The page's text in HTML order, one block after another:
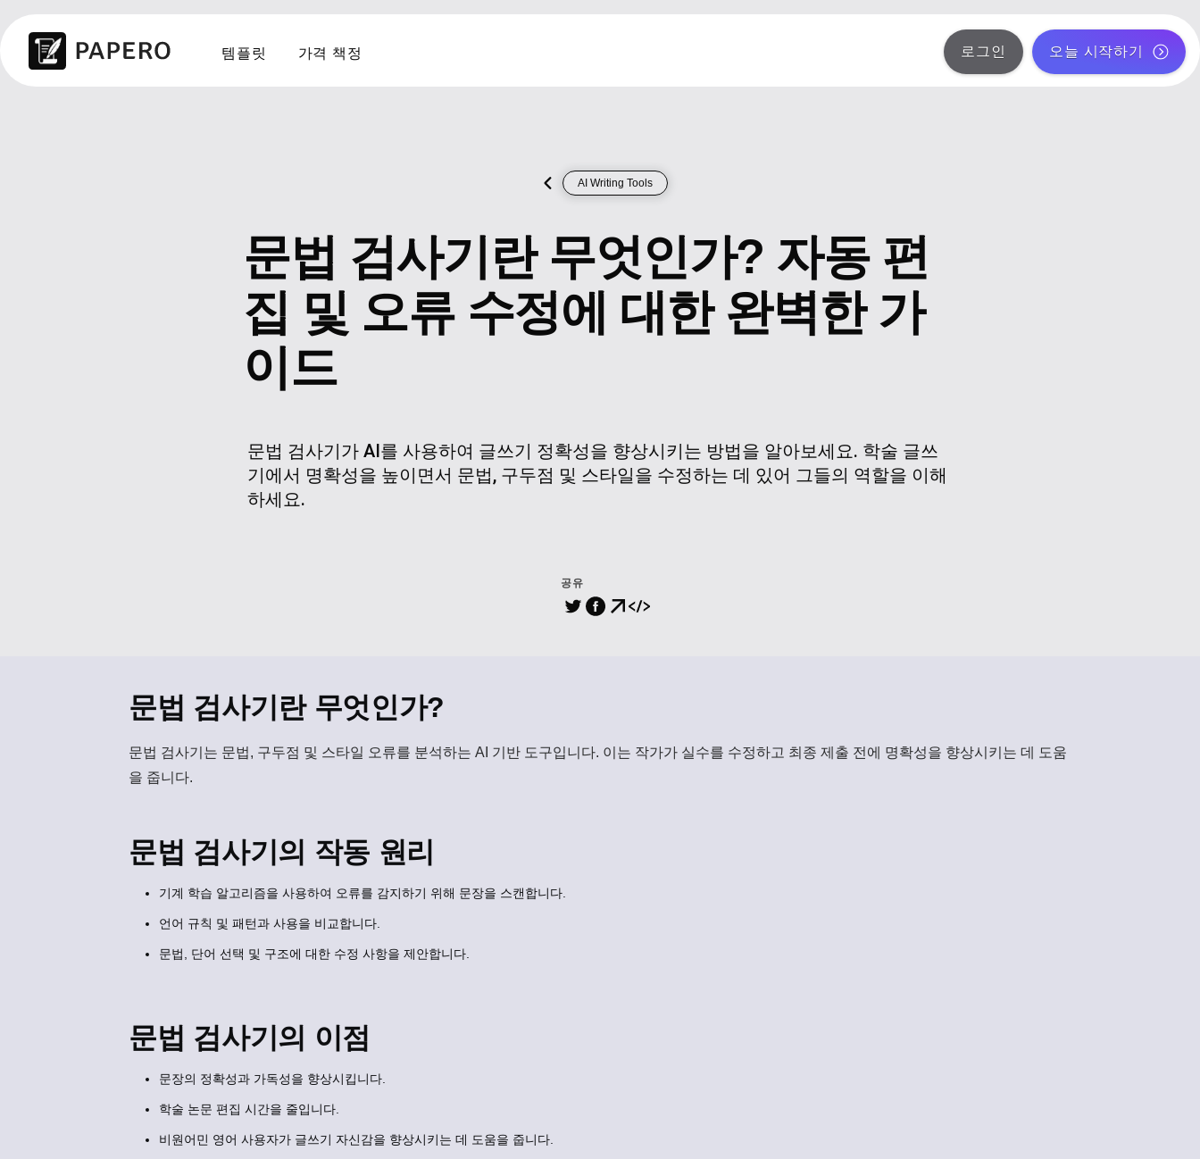
템플릿 가격 책정 로그인 오늘 시작하기
AI Writing Tools
문법 검사기란 무엇인가? 자동 편
집 및 오류 수정에 대한 완벽한 가
이드
문법 검사기가 AI를 사용하여 글쓰기 정확성을 향상시키는 방법을 알아보세요. 학술 글쓰
기에서 명확성을 높이면서 문법, 구두점 및 스타일을 수정하는 데 있어 그들의 역할을 이해
하세요.
공유
문법 검사기란 무엇인가?
문법 검사기 는 문법, 구두점 및 스타일 오류를 분석하는 AI 기반 도구입니다. 이는 작가가 실수를 수정하고 최종 제출 전에 명확성을 향상시키는 데 도움
을 줍니다.
문법 검사기의 작동 원리
기계 학습 알고리즘을 사용하여 오류를 감지하기 위해 문장을 스캔합니다.
언어 규칙 및 패턴과 사용을 비교합니다.
문법, 단어 선택 및 구조에 대한 수정 사항을 제안합니다.
문법 검사기의 이점
문장의 정확성과 가독성을 향상시킵니다.
학술 논문 편집 시간을 줄입니다.
비원어민 영어 사용자가 글쓰기 자신감을 향상시키는 데 도움을 줍니다.